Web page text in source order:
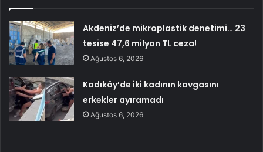
Akdeniz’de mikroplastik denetimi… 23
tesise 47,6 milyon TL ceza!
Ağustos 6, 2026
Kadıköy’de iki kadının kavgasını
erkekler ayıramadı
Ağustos 6, 2026